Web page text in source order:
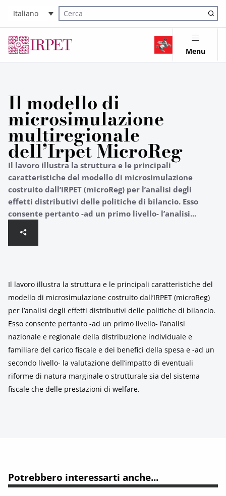
Italiano
Cerca nel sito
Menu
Il modello di
microsimulazione
multiregionale
dell’Irpet MicroReg
Il lavoro illustra la struttura e le principali
caratteristiche del modello di microsimulazione
costruito dall’IRPET (microReg) per l’analisi degli
effetti distributivi delle politiche di bilancio. Esso
consente pertanto -ad un primo livello- l’analisi...
Il lavoro illustra la struttura e le principali caratteristiche del
modello di microsimulazione costruito dall’IRPET (microReg)
per l’analisi degli effetti distributivi delle politiche di bilancio.
Esso consente pertanto -ad un primo livello- l’analisi
nazionale e regionale della distribuzione individuale e
familiare del carico fiscale e dei benefici della spesa e -ad un
secondo livello- la valutazione dell’impatto di eventuali
riforme di natura marginale o strutturale sia del sistema
fiscale che delle prestazioni di welfare.
Potrebbero interessarti anche...